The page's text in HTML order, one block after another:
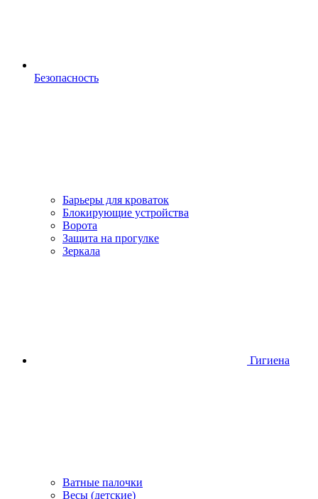
Безопасность
Барьеры для кроваток
Блокирующие устройства
Ворота
Защита на прогулке
Зеркала
Гигиена
Ватные палочки
Весы (детские)